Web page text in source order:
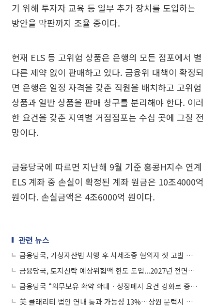
기 위해 투자자 교육 등 일부 추가 장치를 도입하는
방안을 막판까지 조율 중이다.
현재 ELS 등 고위험 상품은 은행의 모든 점포에서 별
다른 제약 없이 판매하고 있다. 금융위 대책이 확정되
면 은행은 일정 자격을 갖춘 직원을 배치하고 고위험
상품과 일반 상품을 판매 창구를 분리해야 한다. 이러
한 요건을 갖춘 지역별 거점점포는 수십 곳에 그칠 전
망이다.
금융당국에 따르면 지난해 9월 기준 홍콩H지수 연계
ELS 계좌 중 손실이 확정된 계좌 원금은 10조4000억
원이다. 손실금액은 4조6000억 원이다.
관련 뉴스
금융당국, 가상자산법 시행 후 시세조종 혐의자 첫 고발 조치
금융당국, 토지신탁 예상위험액 한도 도입...2027년 전면시행
금융당국 “의무보유 확약 확대ㆍ상장폐지 요건 강화로 증시 밸류업 나선다”
美 클래리티 법안 연내 통과 가능성 13%…상원 문턱서 제동